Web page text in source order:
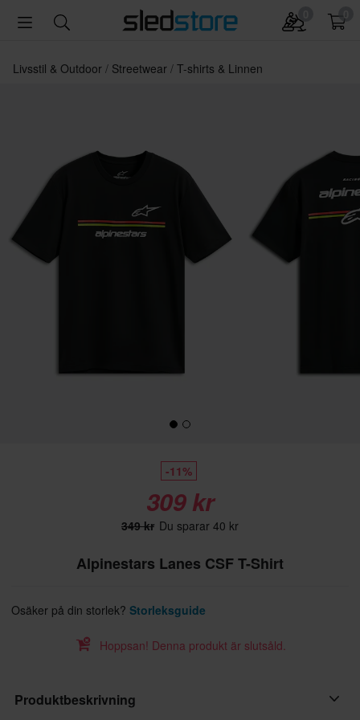
Livsstil & Outdoor Streetwear T-shirts & Linnen
-11%
309 kr
349 kr Du sparar 40 kr
Alpinestars Lanes CSF T-Shirt
Osäker på din storlek? Storleksguide
Hoppsan! Denna produkt är slutsåld.
Produktbeskrivning